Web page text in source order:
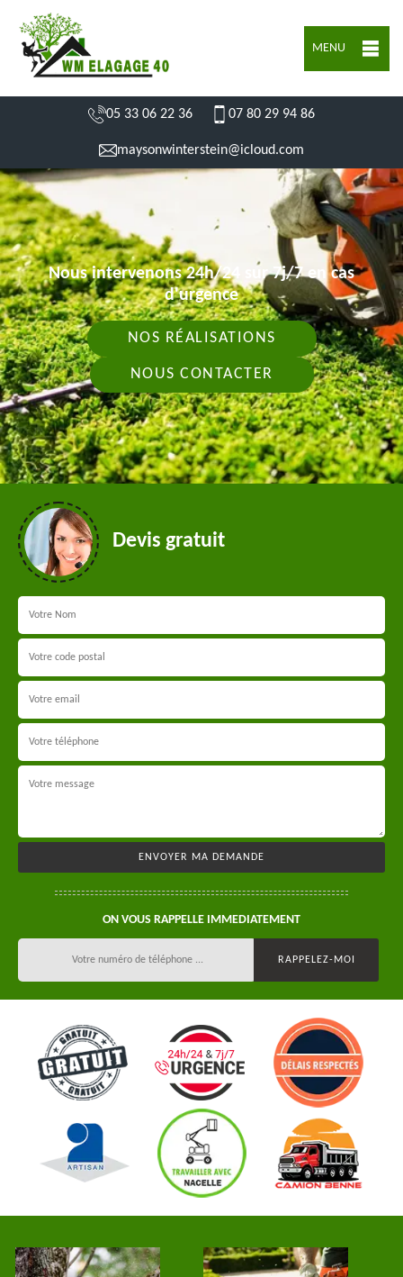
MENU
05 33 06 22 36 07 80 29 94 86
maysonwinterstein@icloud.com
Nous intervenons 24h/24 sur 7j/7 en cas
d'urgence
NOS RÉALISATIONS
NOUS CONTACTER
Devis gratuit
ON VOUS RAPPELLE IMMEDIATEMENT